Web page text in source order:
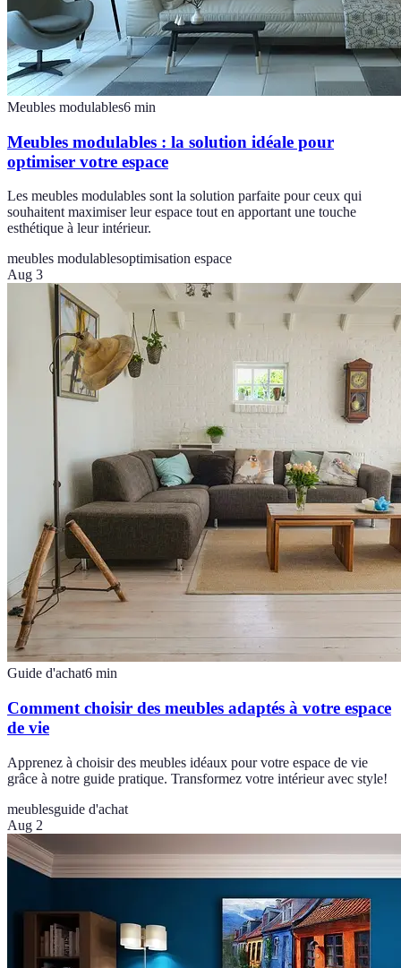
Meubles modulables6 min
Meubles modulables : la solution idéale pour
optimiser votre espace
Les meubles modulables sont la solution parfaite pour ceux qui
souhaitent maximiser leur espace tout en apportant une touche
esthétique à leur intérieur.
meubles modulablesoptimisation espace
Aug 3
Guide d'achat6 min
Comment choisir des meubles adaptés à votre espace
de vie
Apprenez à choisir des meubles idéaux pour votre espace de vie
grâce à notre guide pratique. Transformez votre intérieur avec style!
meublesguide d'achat
Aug 2